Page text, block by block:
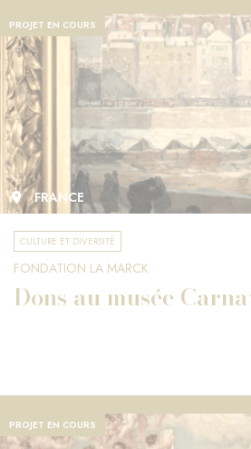
PROJET EN COURS
FRANCE
CULTURE ET DIVERSITÉ
FONDATION LA MARCK
Dons au musée
PROJET EN COURS